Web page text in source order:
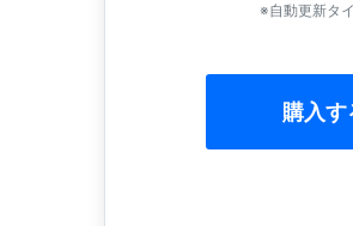
※自動更新タ
購入す